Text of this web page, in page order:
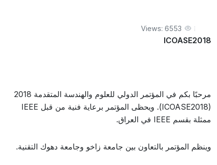
Views: 6553
ICOASE2018
مرحبًا بكم في المؤتمر الدولي للعلوم والهندسة المتقدمة 2018
(ICOASE2018). ويحظى المؤتمر برعاية فنية من قبل IEEE
ممثلة بقسم IEEE في العراق.
وينظم المؤتمر بالتعاون بين جامعة زاخو وجامعة دهوك التقنية.